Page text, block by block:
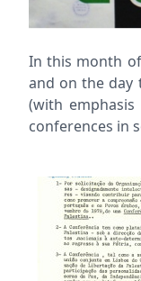
In this month
and on the day
(with
conferences in